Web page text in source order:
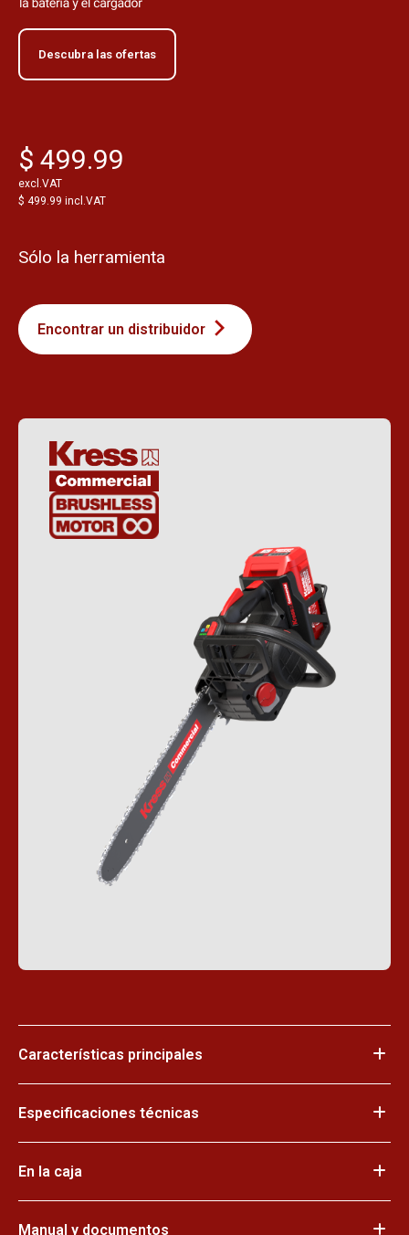
Descubra las ofertas
$ 499.99
excl.VAT
$ 499.99 incl.VAT
Sólo la herramienta
Encontrar un distribuidor
Características principales
Especificaciones técnicas
En la caja
Manual y documentos